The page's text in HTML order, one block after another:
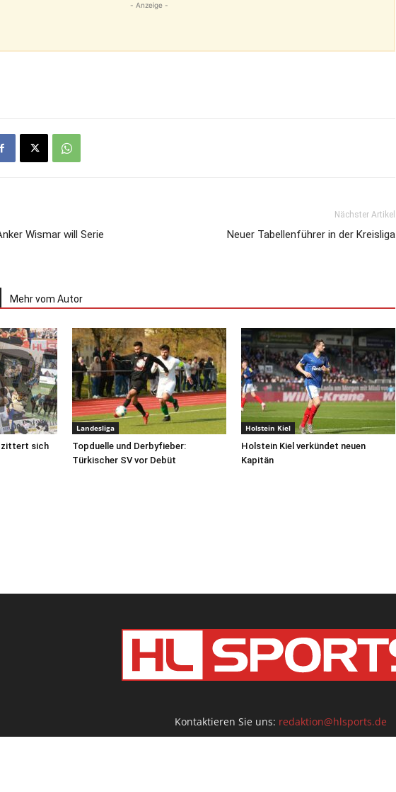
- Anzeige -
Wismar will Serie
Nächster Artikel
Neuer Tabellenführer in der Kreisliga
Mehr vom Autor
zittert sich
Landesliga
Topduelle und Derbyfieber:
Türkischer SV vor Debüt
Holstein Kiel
Holstein Kiel verkündet neuen
Kapitän
Kontaktieren Sie uns: redaktion@hlsports.de